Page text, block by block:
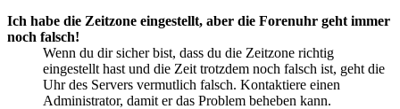
Ich habe die Zeitzone eingestellt, aber die Forenuhr geht immer
noch falsch!
Wenn du dir sicher bist, dass du die Zeitzone richtig
eingestellt hast und die Zeit trotzdem noch falsch ist, geht die
Uhr des Servers vermutlich falsch. Kontaktiere einen
Administrator, damit er das Problem beheben kann.